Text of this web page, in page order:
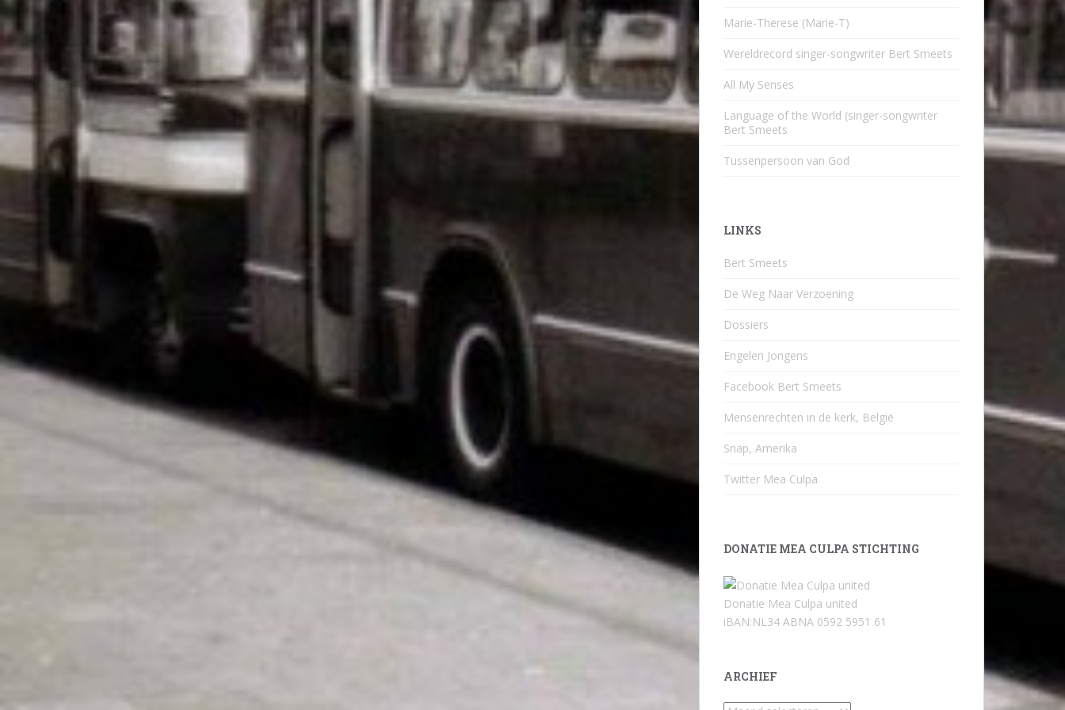
Marie-Therese (Marie-T)
Wereldrecord singer-songwriter Bert Smeets
All My Senses
Language of the World (singer-songwriter
Bert Smeets
Tussenpersoon van God
LINKS
Bert Smeets
De Weg Naar Verzoening
Dossiers
Engelen Jongens
Facebook Bert Smeets
Mensenrechten in de kerk, België
Snap, Amerika
Twitter Mea Culpa
DONATIE MEA CULPA STICHTING
Donatie Mea Culpa united
iBAN:NL34 ABNA 0592 5951 61
ARCHIEF